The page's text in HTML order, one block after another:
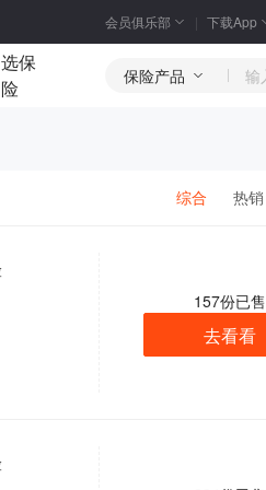
会员俱乐部 下载App
选保
险
保险产品
综合 热销
157份已售
去看看